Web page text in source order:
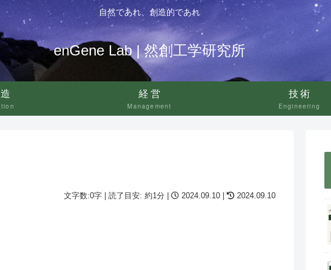
自然であれ、創造的であれ
enGene Lab | 然創工学研究所
経営
Management
技術
Engineering
文字数:0字 | 読了目安: 約1分 | 2024.09.10 | 2024.09.10